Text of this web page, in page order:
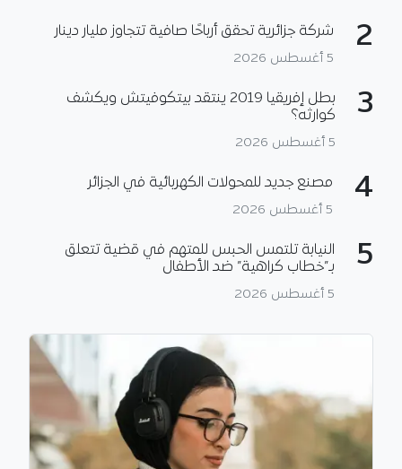
2 شركة جزائرية تحقق أرباحًا صافية تتجاوز مليار دينار
5 أغسطس 2026
3
بطل إفريقيا 2019 ينتقد بيتكوفيتش ويكشف
كوارثه؟
5 أغسطس 2026
4 مصنع جديد للمحولات الكهربائية في الجزائر
5 أغسطس 2026
5
النيابة تلتمس الحبس للمتهم في قضية تتعلق
بـ”خطاب كراهية” ضد الأطفال
5 أغسطس 2026